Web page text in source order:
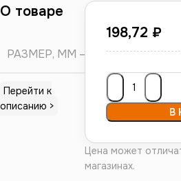
198,72 ₽
В
Цена может
магазинах.
О товаре
РАЗМЕР, ММ V
Перейти к
описанию >